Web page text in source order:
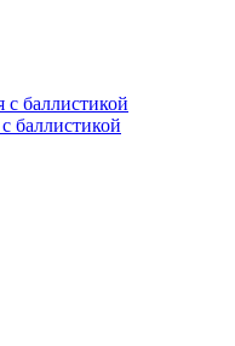
баллистикой